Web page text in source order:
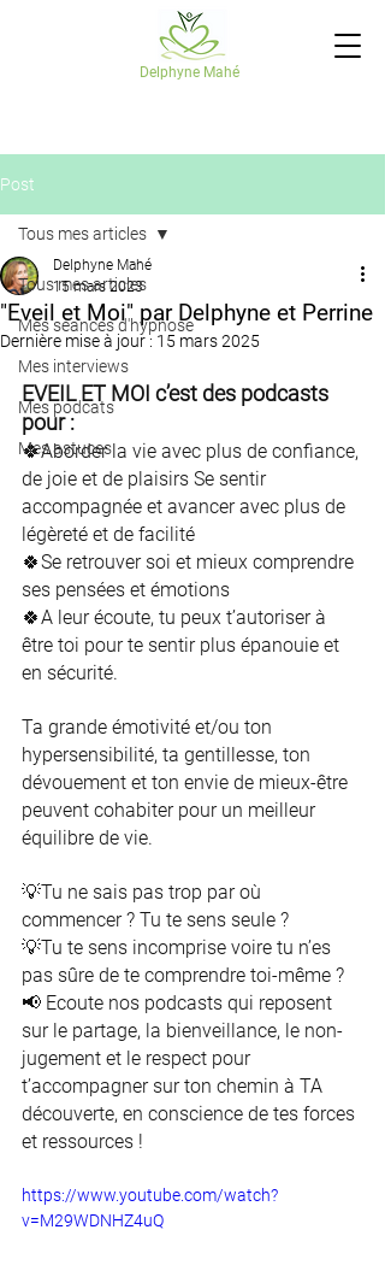
Delphyne Mahé
Post
Tous mes articles
Mes séances d'hypnose
Mes interviews
Mes podcats
Mes astuces
Tous mes articles
"Eveil et Moi" par Delphyne et Perrine
Delphyne Mahé
15 mars 2023
Dernière mise à jour : 15 mars 2025
EVEIL ET MOI c’est des podcasts
pour :
🍀Aborder la vie avec plus de confiance,
de joie et de plaisirs Se sentir
accompagnée et avancer avec plus de
légèreté et de facilité
🍀Se retrouver soi et mieux comprendre
ses pensées et émotions
🍀A leur écoute, tu peux t’autoriser à
être toi pour te sentir plus épanouie et
en sécurité.
Ta grande émotivité et/ou ton
hypersensibilité, ta gentillesse, ton
dévouement et ton envie de mieux-être
peuvent cohabiter pour un meilleur
équilibre de vie.
💡Tu ne sais pas trop par où
commencer ? Tu te sens seule ?
💡Tu te sens incomprise voire tu n’es
pas sûre de te comprendre toi-même ?
📢 Ecoute nos podcasts qui reposent
sur le partage, la bienveillance, le non-
jugement et le respect pour
t’accompagner sur ton chemin à TA
découverte, en conscience de tes forces
et ressources !
https://www.youtube.com/watch?
v=M29WDNHZ4uQ